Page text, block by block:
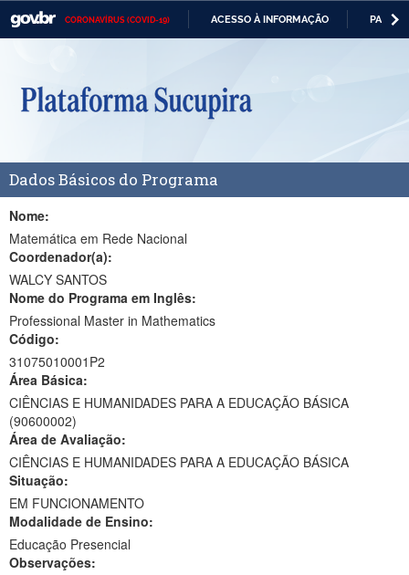
CORONAVÍRUS (COVID-19) ACESSO À INFORMAÇÃO
Casa Civil
Ministério da Defesa
Ministério da Economia
Ministério da Infraestrutura
Ministério da Educação
Ministério da Cidadania
Ministério da Saúde
Ministério de Minas e Energia
Ministério da Ciência, Tecnologia, Inovações e Comunicações
Ministério do Meio Ambiente
Ministério do Turismo
Ministério do Desenvolvimento Regional
Dados Básicos do Programa
Nome:
Matemática em Rede Nacional
Coordenador(a):
WALCY SANTOS
Nome do Programa em Inglês:
Professional Master in Mathematics
Código:
31075010001P2
Área Básica:
CIÊNCIAS E HUMANIDADES PARA A EDUCAÇÃO BÁSICA
(90600002)
Área de Avaliação:
CIÊNCIAS E HUMANIDADES PARA A EDUCAÇÃO BÁSICA
Situação:
EM FUNCIONAMENTO
Modalidade de Ensino:
Educação Presencial
Observações: